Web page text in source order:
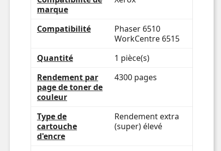
Sûr et sécurisé
En donnant la priorité à vos collaborateurs
et à la planète, vous pouvez compter sur
des normes élevées et des tests rigoureux.
Audacieusement responsable
Recyclage gratuit disponible* sur toutes les
cartouches avec des consommables Xerox
>82M retournés et remanufacturés, ce qui
permet d’économiser de l’énergie et des
déchets ensemble.* Disponible dans